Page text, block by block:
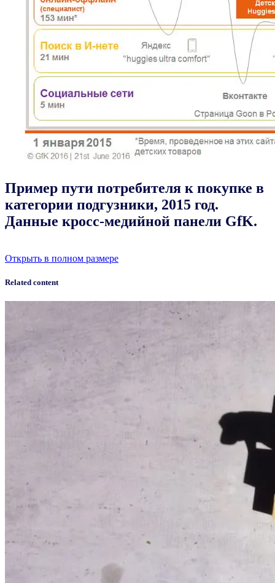
Пример пути потребителя к покупке в
категории подгузники, 2015 год.
Данные кросс-медийной панели GfK.
Открыть в полном размере
Related content